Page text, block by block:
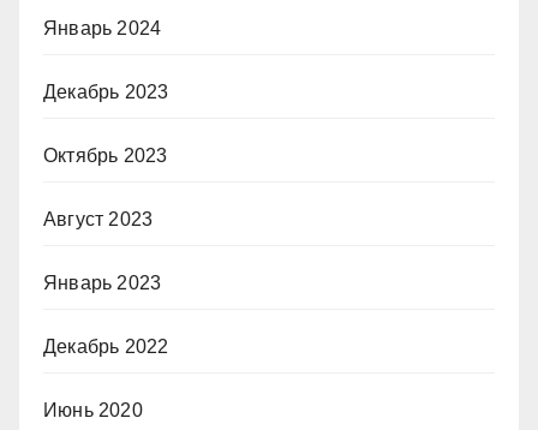
Январь 2024
Декабрь 2023
Октябрь 2023
Август 2023
Январь 2023
Декабрь 2022
Июнь 2020